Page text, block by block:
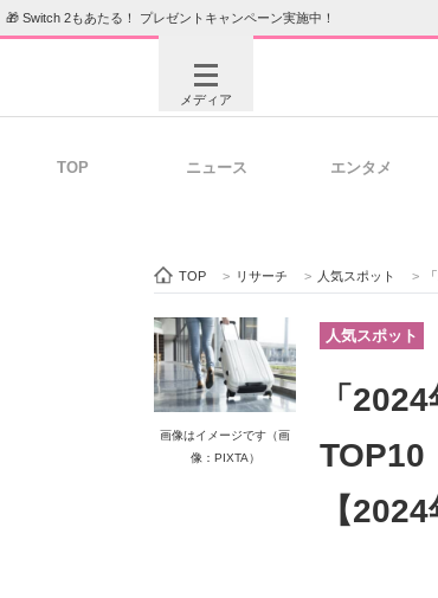
🎁 Switch 2もあたる！ プレゼントキャンペーン実施中！
メディア
ビジネスと働き方のヒント
ITエンジニア向け専門サイト
TOP ニュース エンタメ
TOP > リサーチ > 人気スポット >
画像はイメージです（画
像：PIXTA）
人気スポット
「
TOP10
【